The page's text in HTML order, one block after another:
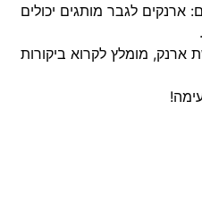
ארנקים לגבר מותגים יכולים
ארנק, מומלץ לקרוא ביקורות